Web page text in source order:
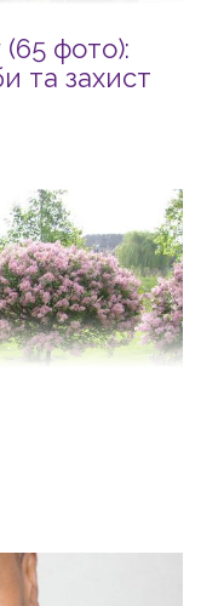
фото):
та захист